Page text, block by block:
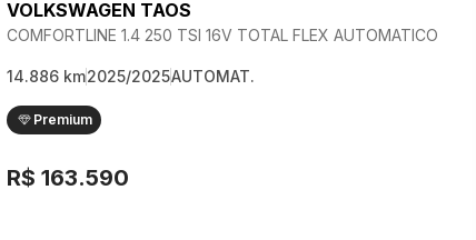
VOLKSWAGEN TAOS
COMFORTLINE 1.4 250 TSI 16V TOTAL FLEX AUTOMATICO
14.886 km2025/2025AUTOMAT.
Premium
R$ 163.590